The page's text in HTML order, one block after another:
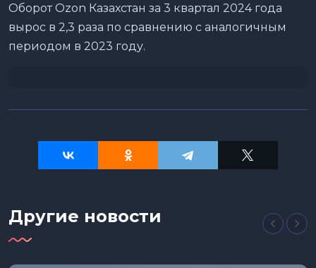
Оборот Ozon Казахстан за 3 квартал 2024 года
вырос в 2,3 раза по сравнению с аналогичным
периодом в 2023 году.
Другие новости